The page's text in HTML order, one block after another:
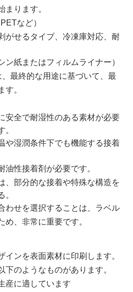
まります。
など）
がせるタイプ、冷凍庫対応、耐
ン紙またはフィルムライナー）
最終的な用途に基づいて、最
す。
安全で耐湿性のある素材が必要
。
や湿潤条件下でも機能する接着
油性接着剤が必要です。
、部分的な接着や特殊な構造を
。
わせを選択することは、ラベル
め、非常に重要です。
インを表面素材に印刷します。
下のようなものがあります。
産に適しています